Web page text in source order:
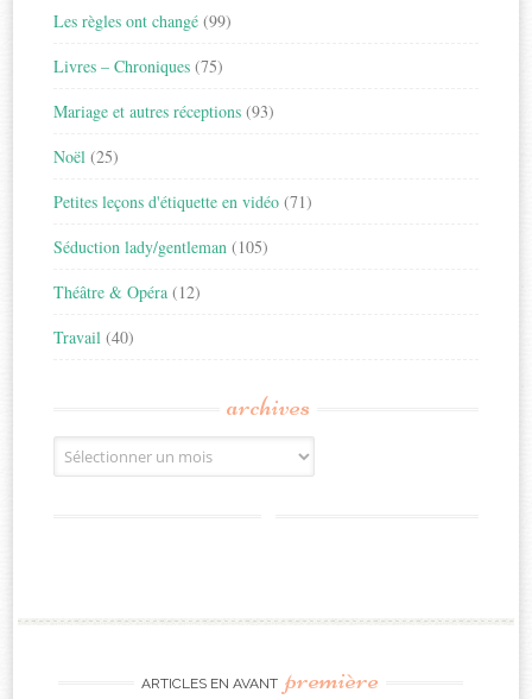
Les règles ont changé (99)
Livres – Chroniques (75)
Mariage et autres réceptions (93)
Noël (25)
Petites leçons d'étiquette en vidéo (71)
Séduction lady/gentleman (105)
Théâtre & Opéra (12)
Travail (40)
archives
Archives
ARTICLES EN AVANT première